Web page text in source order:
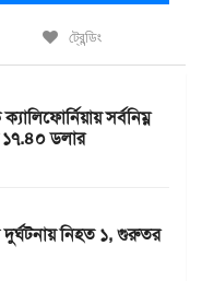
ট্রেন্ডিং
সর্বনিম্ন
১৭.৪০ ডলার
নিহত ১, গুরুতর